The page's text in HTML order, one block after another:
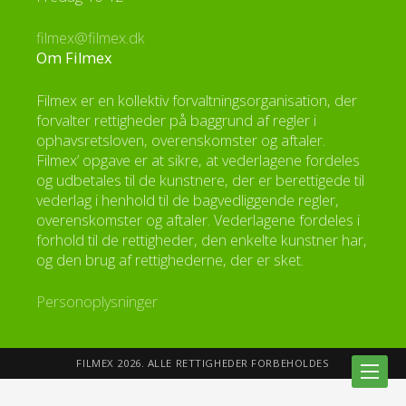
filmex@filmex.dk
Om Filmex
Filmex er en kollektiv forvaltningsorganisation, der
forvalter rettigheder på baggrund af regler i
ophavsretsloven, overenskomster og aftaler.
Filmex’ opgave er at sikre, at vederlagene fordeles
og udbetales til de kunstnere, der er berettigede til
vederlag i henhold til de bagvedliggende regler,
overenskomster og aftaler. Vederlagene fordeles i
forhold til de rettigheder, den enkelte kunstner har,
og den brug af rettighederne, der er sket.
Personoplysninger
FILMEX 2026. ALLE RETTIGHEDER FORBEHOLDES